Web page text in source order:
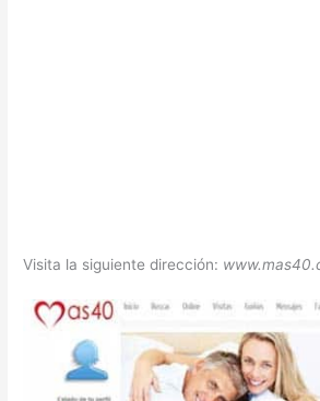
Visita la siguiente dirección: